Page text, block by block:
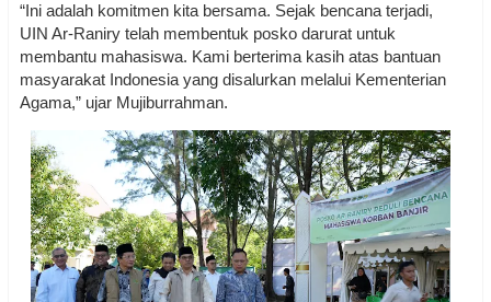
“Ini adalah komitmen kita bersama. Sejak bencana terjadi,
UIN Ar-Raniry telah membentuk posko darurat untuk
membantu mahasiswa. Kami berterima kasih atas bantuan
masyarakat Indonesia yang disalurkan melalui Kementerian
Agama,” ujar Mujiburrahman.